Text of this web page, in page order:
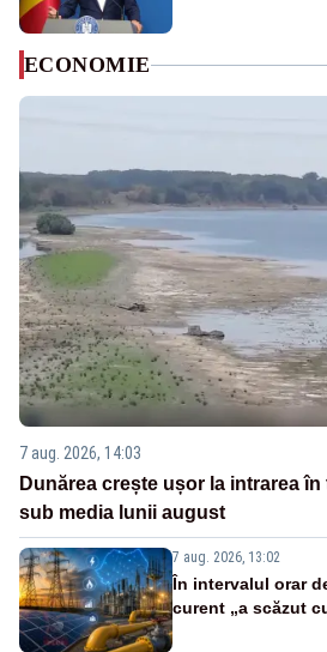
ECONOMIE
7 aug. 2026, 14:03
Dunărea crește ușor la intrarea
sub media lunii august
7 aug. 2026, 13:02
În intervalul orar
curent „a scăzut